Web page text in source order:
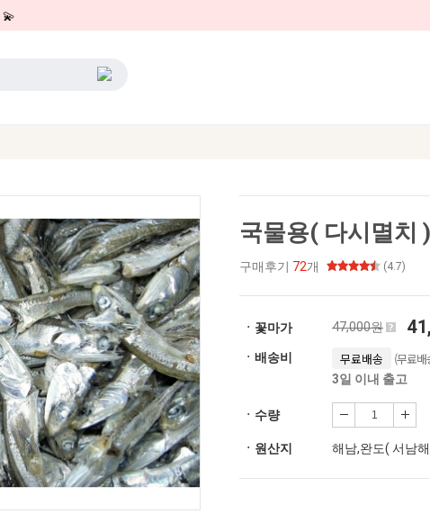
💫
국물용( 다시멸치
구매후기 72개 (4.7)
ㆍ꽃마가 47,000원
ㆍ배송비 무료배송 (무료
3일 이내 출고
ㆍ수량
ㆍ원산지 해남,완도( 서남